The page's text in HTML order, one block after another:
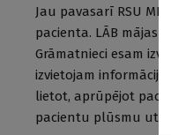
Jau pavasarī RSU
pacienta. LĀB
Grāmatnieci esam
izvietojam
lietot, aprūpējot
pacientu plūsmu utt.”